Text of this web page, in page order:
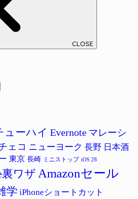
CLOSE
ューハイ Evernote マレーシ
ェコ ニューヨーク 長野 日本酒
東京 長崎 ミニストップ iOS 28
裏ワザ Amazonセール
学 iPhoneショートカット